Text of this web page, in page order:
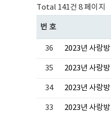
Total 141건 8 페이지
번호
36 2023년 사랑
35 2023년 사랑
34 2023년 사랑
33 2023년 사랑